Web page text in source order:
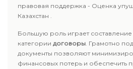
правовая поддержка - Оценка
Казахстан .
Большую роль играет
категории договоры. Грамотно
документы позволяют
финансовых потерь и обеспечить